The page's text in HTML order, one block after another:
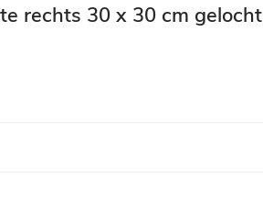
rechts 30 x 30 cm gelocht